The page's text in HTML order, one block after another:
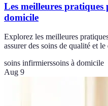
Les meilleures
domicile
Explorez les meilleures
assurer des soins de qualité et
soins infirmierssoins à domicile
Aug 9